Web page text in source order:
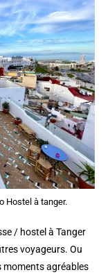
Hostel à tanger.
/ hostel à Tanger
voyageurs. Ou
moments agréables